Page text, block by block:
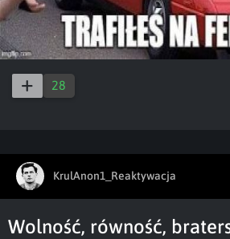
28
KrulAnon1_Reaktywacja
Wolność, równość,